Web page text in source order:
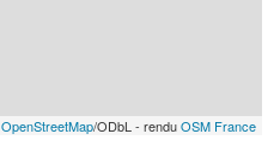
OpenStreetMap/ODbL - renduOSM France